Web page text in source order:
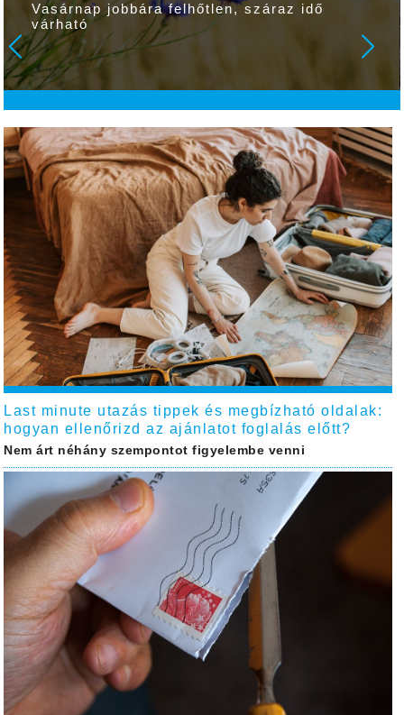
Vasárnap jobbára felhőtlen, száraz idő
várható
Last minute utazás tippek és megbízható oldalak:
hogyan ellenőrizd az ajánlatot foglalás előtt?
Nem árt néhány szempontot figyelembe venni